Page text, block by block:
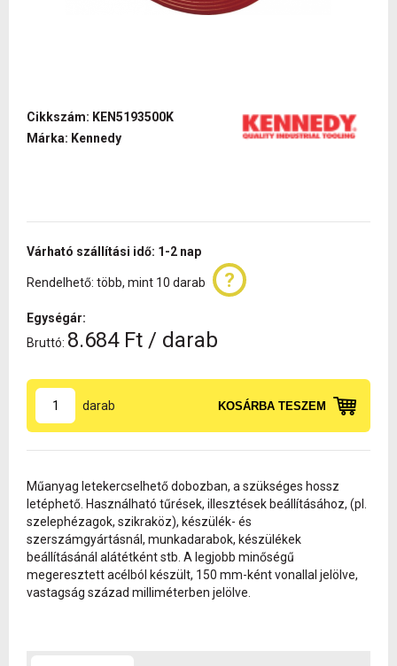
Cikkszám: KEN5193500K
Márka: Kennedy
Várható szállítási idő: 1-2 nap
Rendelhető: több, mint 10 darab
Egységár:
Bruttó: 8.684 Ft / darab
darab KOSÁRBA TESZEM
Műanyag letekercselhető dobozban, a szükséges hossz
letéphető. Használható tűrések, illesztések beállításához, (pl.
szelephézagok, szikraköz), készülék- és
szerszámgyártásnál, munkadarabok, készülékek
beállításánál alátétként stb. A legjobb minőségű
megeresztett acélból készült, 150 mm-ként vonallal jelölve,
vastagság század milliméterben jelölve.